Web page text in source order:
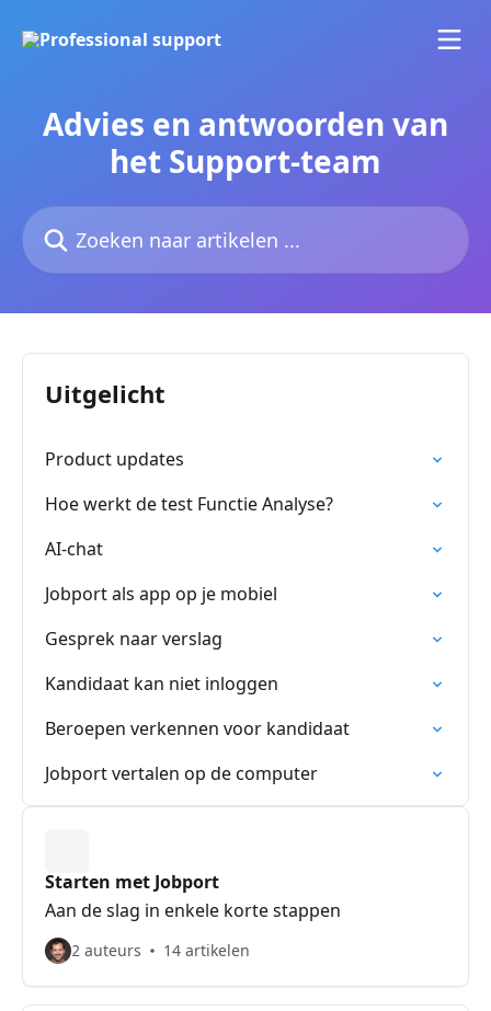
Advies en antwoorden van
het Support-team
Zoeken naar artikelen ...
Uitgelicht
Product updates
Hoe werkt de test Functie Analyse?
AI-chat
Jobport als app op je mobiel
Gesprek naar verslag
Kandidaat kan niet inloggen
Beroepen verkennen voor kandidaat
Jobport vertalen op de computer
Starten met Jobport
Aan de slag in enkele korte stappen
2 auteurs 14 artikelen